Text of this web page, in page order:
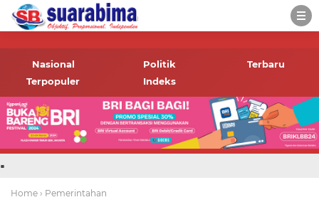
-->
informasi terbaru tentang
Bima dan daerah sekitar
Nasional Politik
Terbaru
Terpopuler
Indeks
.
Home › Pemerintahan